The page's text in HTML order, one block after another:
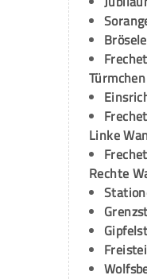
Türmchen
Linke
Rechte